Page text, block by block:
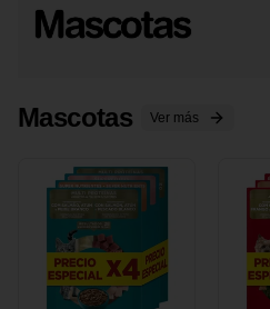
Mascotas Ver más